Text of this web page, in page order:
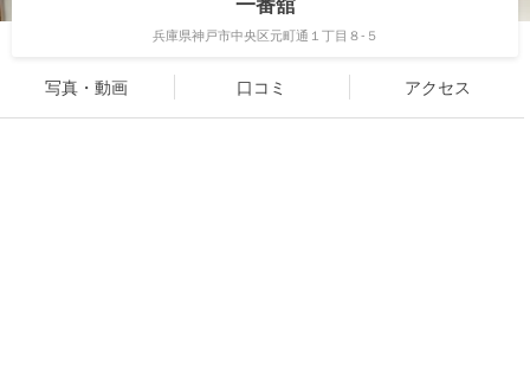
兵庫県神戸市中央区元町通１丁目８-５
写真・動画 口コミ アクセス